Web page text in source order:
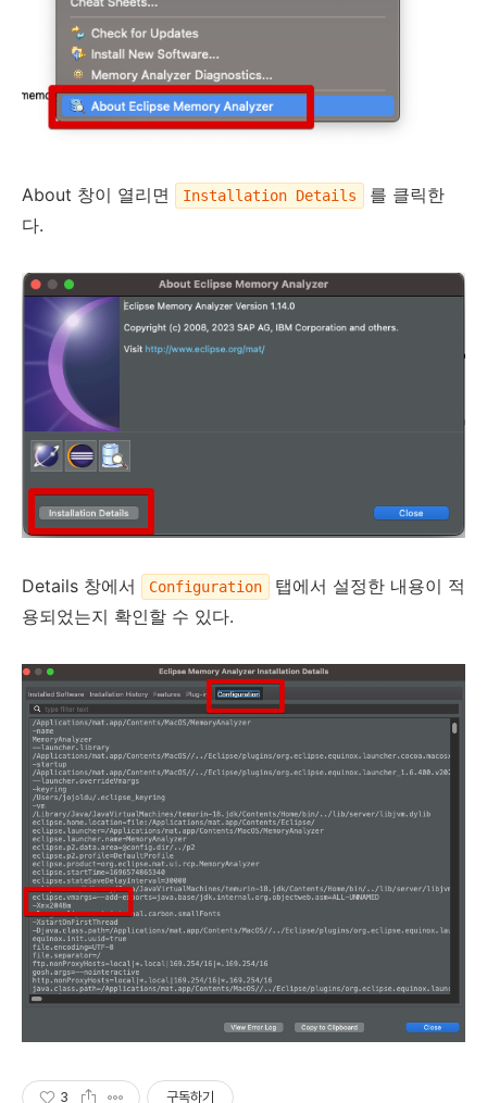
About 창이 열리면 Installation Details
를 클릭한
다.
Details 창에서 Configuration
탭에서 설정한 내용이 적
용되었는지 확인할 수 있다.
3 구독하기